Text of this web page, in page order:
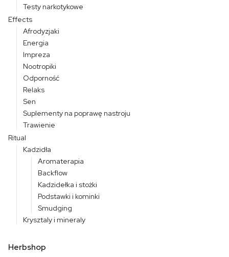
Testy narkotykowe
Effects
Afrodyzjaki
Energia
Impreza
Nootropiki
Odporność
Relaks
Sen
Suplementy na poprawę nastroju
Trawienie
Ritual
Kadzidła
Aromaterapia
Backflow
Kadzidełka i stożki
Podstawki i kominki
Smudging
Krysztaly i mineraly
Herbshop